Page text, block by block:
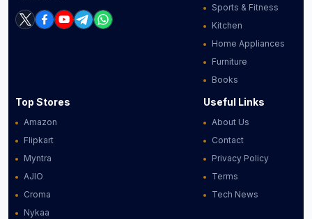
Sports & Fitness
Kitchen
Home Appliances
Furniture
Books
Top Stores
Amazon
Flipkart
Myntra
AJIO
Croma
Nykaa
Useful Links
About Us
Contact
Privacy Policy
Terms
Tech News